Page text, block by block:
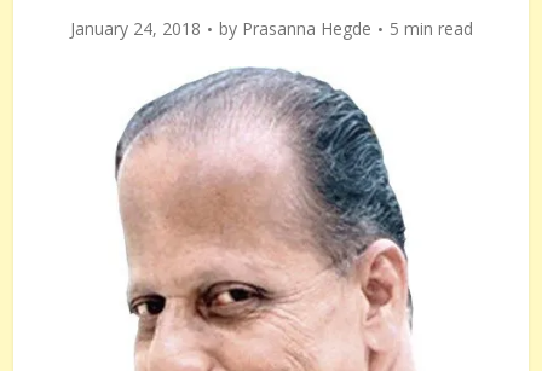
January 24, 2018 by Prasanna Hegde 5 min read